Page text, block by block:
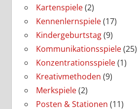
Kartenspiele(2)
Kennenlernspiele(17)
Kindergeburtstag(9)
Kommunikationsspiele(25)
Konzentrationsspiele(1)
Kreativmethoden (9)
Merkspiele(2)
Posten & Stationen (11)